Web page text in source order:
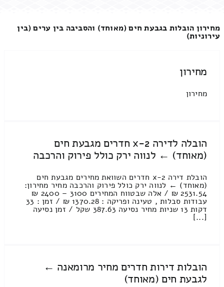
מחירון הובלות בגבעת חים (מאוחד) והסביבה בין ערים (בין
עירוניות)
מחירון
מחירון
הובלה לדירה 2-x חדרים מגבעת חים
(מאוחד) ← לנווה ירק כולל פירוק והרכבה
הובלת דירה 2-x חדרים השוואת מחירים מגבעת חים
(מאוחד) ← לנווה ירק כולל פירוק והרכבה מחיר מחירון:
2531.54 ₪ / אלה שבטווח המחירים 3100 – 2400 ₪
עבודות סבלות , טעינה ופריקה : 1370.28 ₪ / זמן : 33
דקות 13 שניות מחיר נסיעה 387.63 שקל / זמן נסיעה
[...]
הובלות דירות חדרים מחיר מרומאנה ←
לגבעת חים (מאוחד)